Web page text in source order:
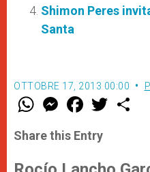
Shimon Peres
Santa
OTTOBRE 17, 2013 00:00
W
t
s
p
M
e
s
e
g
F
a
e
b
o
w
r
Share this Entry